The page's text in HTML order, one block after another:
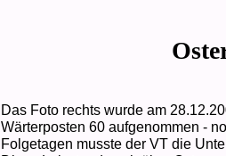
Das Foto rechts wurde am
Wärterposten 60 aufgenommen -
Folgetagen musste der VT die